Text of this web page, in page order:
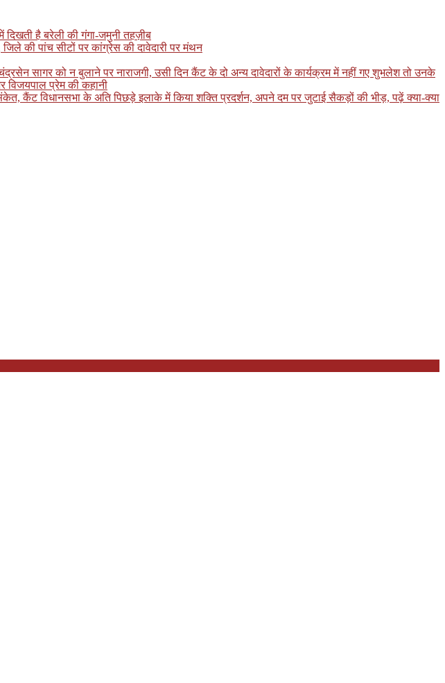
है बरेली की गंगा-जमुनी तहज़ीब
की पांच सीटों पर कांग्रेस की दावेदारी पर मंथन
सागर को न बुलाने पर नाराजगी, उसी दिन कैंट के दो अन्य दावेदारों के कार्यक्रम में नहीं गए शुभलेश तो उनके
प्रेम की कहानी
कैंट विधानसभा के अति पिछड़े इलाके में किया शक्ति प्रदर्शन, अपने दम पर जुटाई सैकड़ों की भीड़, पढ़ें क्या-क्या